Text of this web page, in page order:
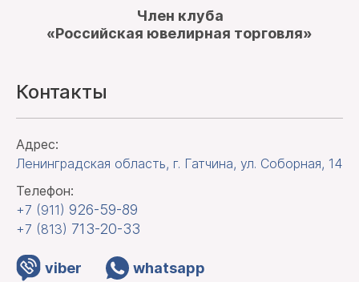
Член клуба
«Российская ювелирная торговля»
Контакты
Адрес:
Ленинградская область, г. Гатчина, ул. Соборная, 14
Телефон:
+7 (911) 926-59-89
+7 (813) 713-20-33
viber whatsapp